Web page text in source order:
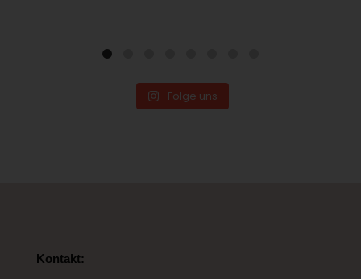
Folge uns
Kontakt: